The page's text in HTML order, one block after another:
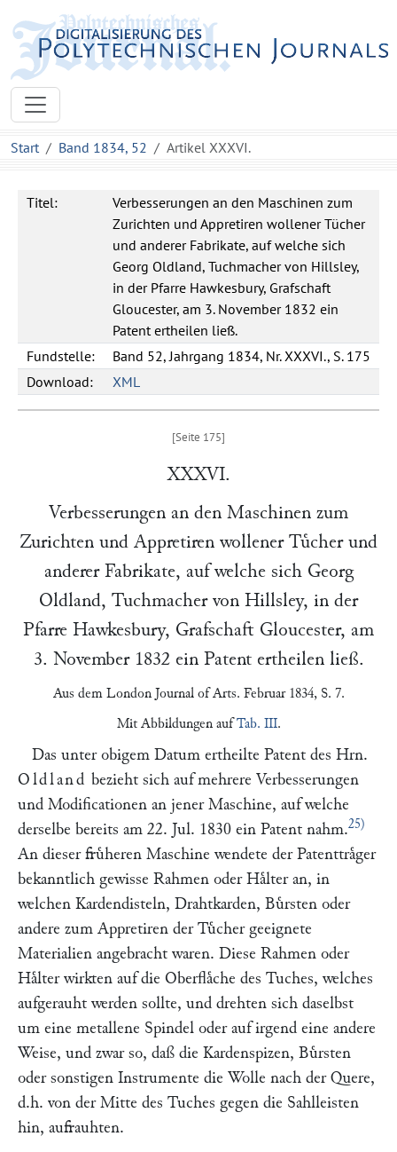
Start Band 1834, 52 Artikel XXXVI.
Titel:
Verbesserungen an den Maschinen zum
Zurichten und Appretiren wollener Tücher
und anderer Fabrikate, auf welche sich
Georg Oldland, Tuchmacher von Hillsley,
in der Pfarre Hawkesbury, Grafschaft
Gloucester, am 3. November 1832 ein
Patent ertheilen ließ.
Fundstelle:
Band 52, Jahrgang 1834, Nr. XXXVI., S. 175
Download:
XML
XXXVI.
Verbesserungen an den Maschinen zum
Zurichten und Appretiren wollener Tuͤcher und
anderer Fabrikate, auf welche sich Georg
Oldland, Tuchmacher von Hillsley, in der
Pfarre Hawkesbury, Grafschaft Gloucester, am
3. November 1832ein Patent ertheilen ließ.
Aus dem London Journal of Arts. Februar 1834, S. 7.
Mit Abbildungen aufTab. III.
Das unter obigem Datum ertheilte Patent des Hrn.
Oldland bezieht sich auf mehrere Verbesserungen
und Modificationen an jener Maschine, auf welche
derselbe bereits am 22. Jul. 1830 ein Patent nahm.25)
An dieser fruͤheren Maschine wendete der Patenttraͤger
bekanntlich gewisse Rahmen oder Haͤlter an, in
welchen Kardendisteln, Drahtkarden, Buͤrsten oder
andere zum Appretiren der Tuͤcher geeignete
Materialien angebracht waren. Diese Rahmen oder
Haͤlter wirkten auf die Oberflaͤche des Tuches, welches
aufgerauht werden sollte, und drehten sich daselbst
um eine metallene Spindel oder auf irgend eine andere
Weise, und zwar so, daß die Kardenspizen, Buͤrsten
oder sonstigen Instrumente die Wolle nach der Quere,
d.h. von der Mitte des Tuches gegen die Sahlleisten
hin, aufrauhten.